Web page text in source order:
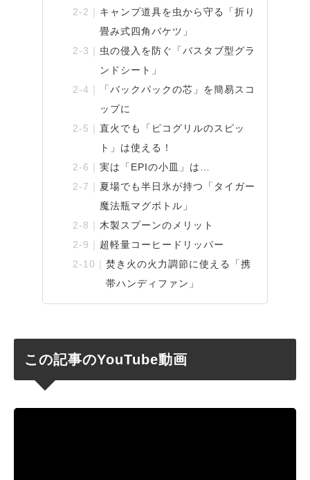
キャンプ道具を虫から守る「折り
畳み式四角バケツ」
虫の侵入を防ぐ「バスタブ型グラ
ンドシート」
「バックパックの芯」を簡易スコ
ップに
直火でも「ピコグリルのスピッ
ト」は使える！
実は「EPIの小皿」は…
夏場でも半日氷が持つ「タイガー
魔法瓶マグボトル」
木製スプーンのメリット
超軽量コーヒードリッパー
焚き火の火力調節に使える「携
帯ハンディファン」
この記事のYouTube動画